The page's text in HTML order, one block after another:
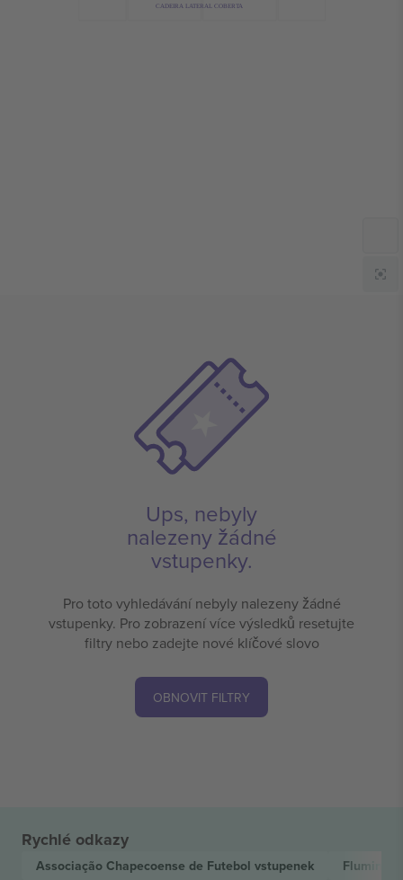
CADEIRA LATERAL COBERTA
Ups, nebyly
nalezeny žádné
vstupenky.
Pro toto vyhledávání nebyly nalezeny žádné
vstupenky. Pro zobrazení více výsledků resetujte
filtry nebo zadejte nové klíčové slovo
OBNOVIT FILTRY
Rychlé odkazy
Associação Chapecoense de Futebol vstupenek